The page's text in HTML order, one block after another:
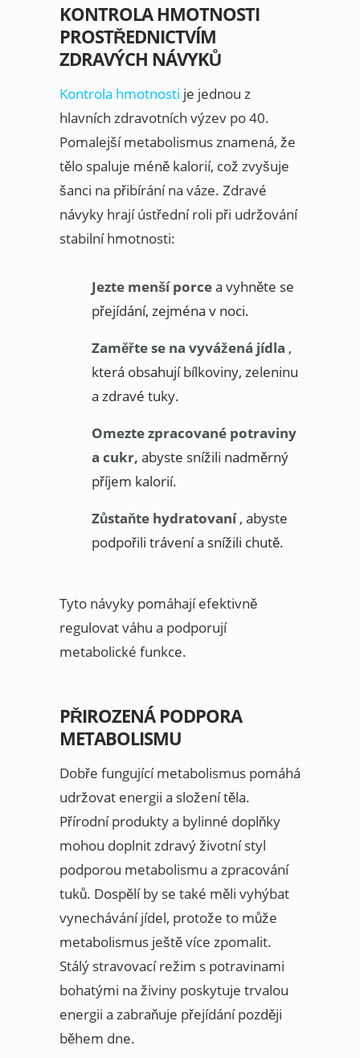
KONTROLA HMOTNOSTI
PROSTŘEDNICTVÍM
ZDRAVÝCH NÁVYKŮ
Kontrola hmotnosti je jednou z
hlavních zdravotních výzev po 40.
Pomalejší metabolismus znamená, že
tělo spaluje méně kalorií, což zvyšuje
šanci na přibírání na váze. Zdravé
návyky hrají ústřední roli při udržování
stabilní hmotnosti:
Jezte menší porcea vyhněte se
přejídání, zejména v noci.
Zaměřte se na vyvážená jídla ,
která obsahují bílkoviny, zeleninu
a zdravé tuky.
Omezte zpracované potraviny
a cukr, abyste snížili nadměrný
příjem kalorií.
Zůstaňte hydratovaní, abyste
podpořili trávení a snížili chutě.
Tyto návyky pomáhají efektivně
regulovat váhu a podporují
metabolické funkce.
PŘIROZENÁ PODPORA
METABOLISMU
Dobře fungující metabolismus pomáhá
udržovat energii a složení těla.
Přírodní produkty a bylinné doplňky
mohou doplnit zdravý životní styl
podporou metabolismu a zpracování
tuků. Dospělí by se také měli vyhýbat
vynechávání jídel, protože to může
metabolismus ještě více zpomalit.
Stálý stravovací režim s potravinami
bohatými na živiny poskytuje trvalou
energii a zabraňuje přejídání později
během dne.